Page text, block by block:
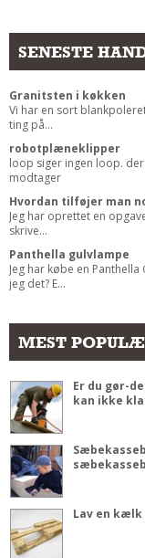
SENESTE
Granitsten i køkken
Vi har en sort
ting på...
robotplæneklipper
loop siger ingen loop.
modtager
Hvordan tilføjer man
Jeg har oprettet en
skrive...
Panthella gulvlampe
Jeg har købe en
jeg det? E...
MEST
Er du gør-
kan ikke
Lav en kælk